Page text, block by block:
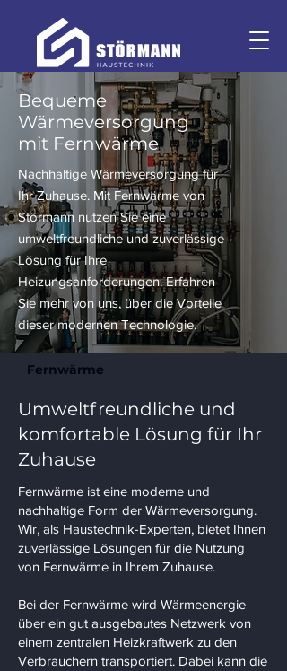
Bequeme
Wärmeversorgung
mit Fernwärme
Nachhaltige Wärmeversorgung für
Ihr Zuhause. Mit Fernwärme von
Störmann nutzen Sie eine
umweltfreundliche und zuverlässige
Lösung für Ihre
Heizungsanforderungen. Erfahren
Sie mehr von uns, über die Vorteile
dieser modernen Technologie.
Fernwärme
Umweltfreundliche und
komfortable Lösung für Ihr
Zuhause
Fernwärme ist eine moderne und
nachhaltige Form der Wärmeversorgung.
Wir, als Haustechnik-Experten, bietet Ihnen
zuverlässige Lösungen für die Nutzung
von Fernwärme in Ihrem Zuhause.
Bei der Fernwärme wird Wärmeenergie
über ein gut ausgebautes Netzwerk von
einem zentralen Heizkraftwerk zu den
Verbrauchern transportiert. Dabei kann die